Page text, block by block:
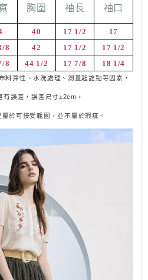
胸圍 袖長 袖口
40 17 1/2 17
8 42 17 1/2 17 1/2
8 44 1/2 17 7/8 18 1/4
彈性、水洗處理、測量起訖點等因素，
有誤差，誤差尺寸±2cm ，
於可接受範圍，並不 屬於瑕疵。